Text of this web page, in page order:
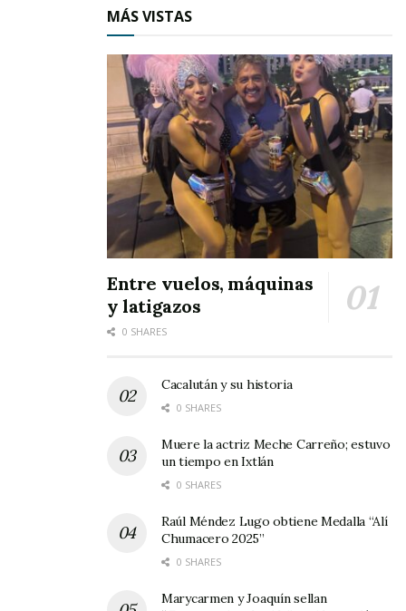
MÁS VISTAS
Entre vuelos, máquinas
y latigazos
0 SHARES
Cacalután y su historia
0 SHARES
Muere la actriz Meche Carreño; estuvo
un tiempo en Ixtlán
0 SHARES
Raúl Méndez Lugo obtiene Medalla “Alí
Chumacero 2025”
0 SHARES
Marycarmen y Joaquín sellan